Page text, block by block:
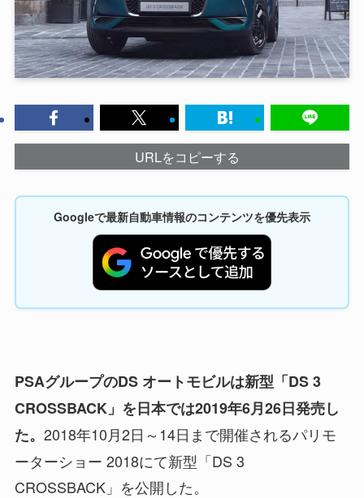
URLをコピーする
Googleで最新自動車情報のコンテンツを優先表示
PSAグループのDS オートモビルは新型「DS 3
CROSSBACK」を日本では2019年6月26日発売し
た。 2018年10月2日～14日まで開催されるパリモ
ーターショー 2018にて新型「DS 3
CROSSBACK」を公開した。